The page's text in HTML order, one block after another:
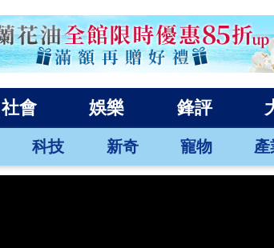
社會 娛樂 鋒評
科技 新奇 寵物 產